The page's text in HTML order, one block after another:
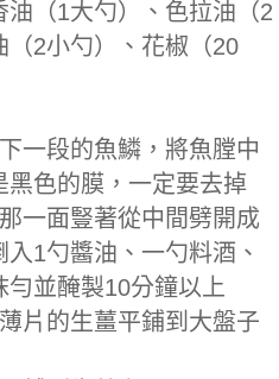
（1大勺）、色拉油（2
（2小勺）、花椒（20
一段的魚鱗，將魚膛中
黑色的膜，一定要去掉
一面豎著從中間劈開成
1勺醬油、一勺料酒、
並醃製10分鐘以上
片的生薑平鋪到大盤子